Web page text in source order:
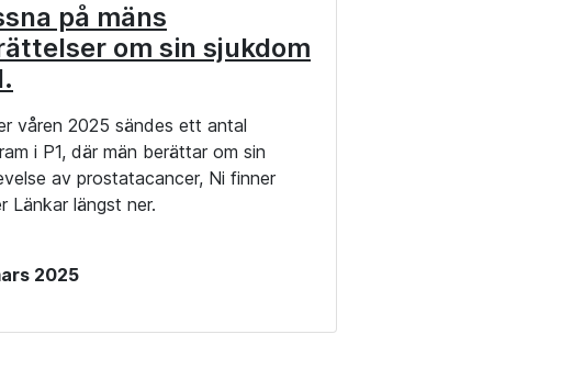
på mäns
om sin sjukdom
våren 2025 sändes ett antal
i P1, där män berättar om sin
av prostatacancer, Ni finner
Länkar längst ner.
2025